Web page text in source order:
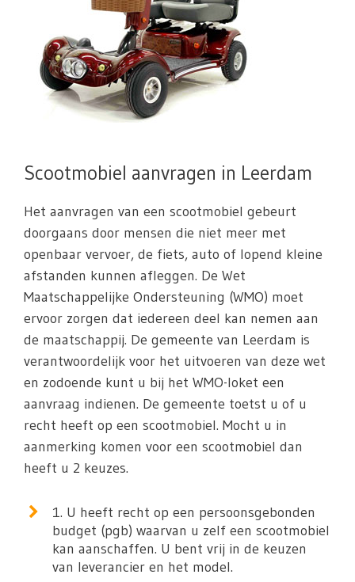
Scootmobiel aanvragen in Leerdam
Het aanvragen van een scootmobiel gebeurt
doorgaans door mensen die niet meer met
openbaar vervoer, de fiets, auto of lopend kleine
afstanden kunnen afleggen. De Wet
Maatschappelijke Ondersteuning (WMO) moet
ervoor zorgen dat iedereen deel kan nemen aan
de maatschappij. De gemeente van Leerdam is
verantwoordelijk voor het uitvoeren van deze wet
en zodoende kunt u bij het WMO-loket een
aanvraag indienen. De gemeente toetst u of u
recht heeft op een scootmobiel. Mocht u in
aanmerking komen voor een scootmobiel dan
heeft u 2 keuzes.
1. U heeft recht op een persoonsgebonden
budget (pgb) waarvan u zelf een scootmobiel
kan aanschaffen. U bent vrij in de keuzen
van leverancier en het model.